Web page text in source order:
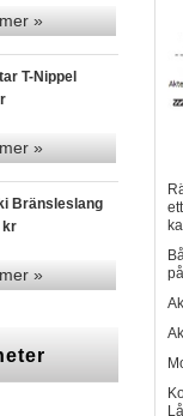
»
T-Nippel
»
Bränsleslang
kr
»